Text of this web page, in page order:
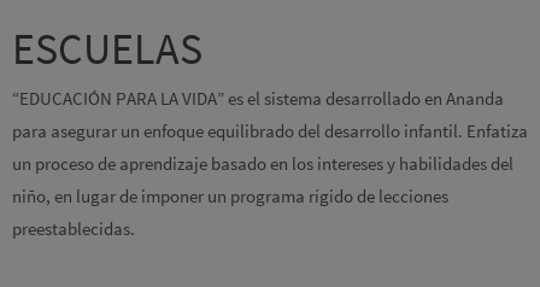
ESCUELAS
“EDUCACIÓN PARA LA VIDA” es el sistema desarrollado en Ananda
para asegurar un enfoque equilibrado del desarrollo infantil. Enfatiza
un proceso de aprendizaje basado en los intereses y habilidades del
niño, en lugar de imponer un programa rígido de lecciones
preestablecidas.